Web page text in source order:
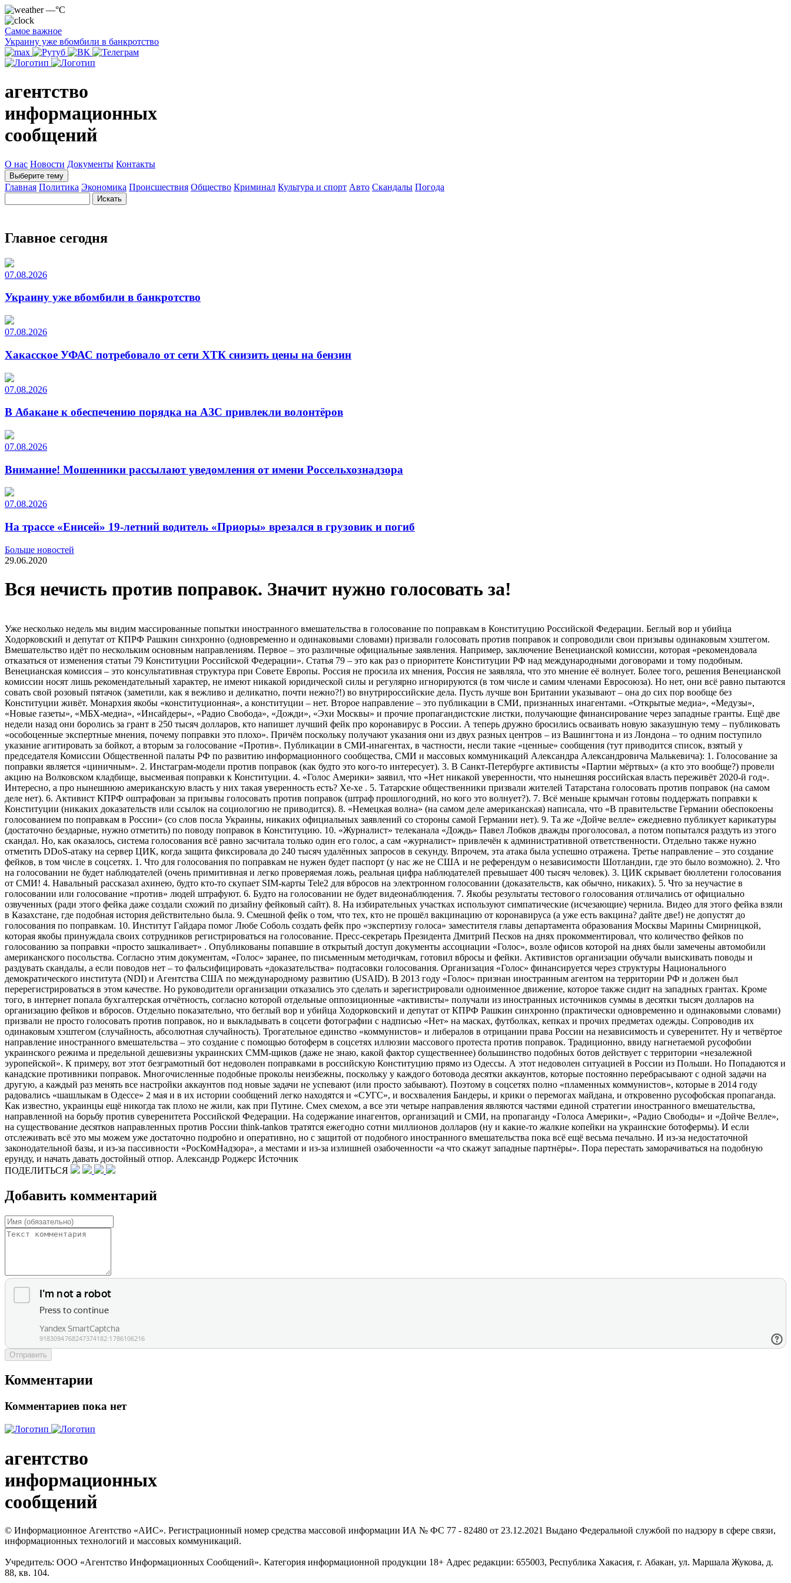
—°C
Самое важное
Украину уже вбомбили в банкротство
агентство
информационных
сообщений
О нас Новости Документы Контакты
Выберите тему
Главная Политика Экономика Происшествия Общество Криминал Культура и спорт Авто Скандалы Погода
Главное сегодня
07.08.2026
Украину уже вбомбили в банкротство
07.08.2026
Хакасское УФАС потребовало от сети ХТК снизить цены на бензин
07.08.2026
В Абакане к обеспечению порядка на АЗС привлекли волонтёров
07.08.2026
Внимание! Мошенники рассылают уведомления от имени Россельхознадзора
07.08.2026
На трассе «Енисей» 19-летний водитель «Приоры» врезался в грузовик и погиб
Больше новостей
29.06.2020
Вся нечисть против поправок. Значит нужно голосовать за!
Уже несколько недель мы видим массированные попытки иностранного вмешательства в голосование по поправкам в Конституцию Российской Федерации. Беглый вор и убийца
Ходорковский и депутат от КПРФ Рашкин синхронно (одновременно и одинаковыми словами) призвали голосовать против поправок и сопроводили свои призывы одинаковым хэштегом.
Вмешательство идёт по нескольким основным направлениям. Первое – это различные официальные заявления. Например, заключение Венецианской комиссии, которая «рекомендовала
отказаться от изменения статьи 79 Конституции Российской Федерации». Статья 79 – это как раз о приоритете Конституции РФ над международными договорами и тому подобным.
Венецианская комиссия – это консультативная структура при Совете Европы. Россия не просила их мнения, Россия не заявляла, что это мнение её волнует. Более того, решения Венецианской
комиссии носят лишь рекомендательный характер, не имеют никакой юридической силы и регулярно игнорируются (в том числе и самим членами Евросоюза). Но нет, они всё равно пытаются
совать свой розовый пятачок (заметили, как я вежливо и деликатно, почти нежно?!) во внутрироссийские дела. Пусть лучше вон Британии указывают – она до сих пор вообще без
Конституции живёт. Монархия якобы «конституционная», а конституции – нет. Второе направление – это публикации в СМИ, признанных инагентами. «Открытые медиа», «Медузы»,
«Новые газеты», «МБХ-медиа», «Инсайдеры», «Радио Свобода», «Дожди», «Эхи Москвы» и прочие пропагандистские листки, получающие финансирование через западные гранты. Ещё две
недели назад они боролись за грант в 250 тысяч долларов, кто напишет лучший фейк про коронавирус в России. А теперь дружно бросились осваивать новую заказушную тему – публиковать
«особоценные экспертные мнения, почему поправки это плохо». Причём поскольку получают указания они из двух разных центров – из Вашингтона и из Лондона – то одним поступило
указание агитировать за бойкот, а вторым за голосование «Против». Публикации в СМИ-инагентах, в частности, несли такие «ценные» сообщения (тут приводится список, взятый у
председателя Комиссии Общественной палаты РФ по развитию информационного сообщества, СМИ и массовых коммуникаций Александра Александровича Малькевича): 1. Голосование за
поправки является «циничным». 2. Инстаграм-модели против поправок (как будто это кого-то интересует). 3. В Санкт-Петербурге активисты «Партии мёртвых» (а кто это вообще?) провели
акцию на Волковском кладбище, высмеивая поправки к Конституции. 4. «Голос Америки» заявил, что «Нет никакой уверенности, что нынешняя российская власть переживёт 2020-й год».
Интересно, а про нынешнюю американскую власть у них такая уверенность есть? Хе-хе . 5. Татарские общественники призвали жителей Татарстана голосовать против поправок (на самом
деле нет). 6. Активист КПРФ оштрафован за призывы голосовать против поправок (штраф прошлогодний, но кого это волнует?). 7. Всё меньше крымчан готовы поддержать поправки к
Конституции (никаких доказательств или ссылок на социологию не приводится). 8. «Немецкая волна» (на самом деле американская) написала, что «В правительстве Германии обеспокоены
голосованием по поправкам в России» (со слов посла Украины, никаких официальных заявлений со стороны самой Германии нет). 9. Та же «Дойче велле» ежедневно публикует карикатуры
(достаточно бездарные, нужно отметить) по поводу поправок в Конституцию. 10. «Журналист» телеканала «Дождь» Павел Лобков дважды проголосовал, а потом попытался раздуть из этого
скандал. Но, как оказалось, система голосования всё равно засчитала только один его голос, а сам «журналист» привлечён к административной ответственности. Отдельно также нужно
отметить DDoS-атаку на сервер ЦИК, когда защита фиксировала до 240 тысяч удалённых запросов в секунду. Впрочем, эта атака была успешно отражена. Третье направление – это создание
фейков, в том числе в соцсетях. 1. Что для голосования по поправкам не нужен будет паспорт (у нас же не США и не референдум о независимости Шотландии, где это было возможно). 2. Что
на голосовании не будет наблюдателей (очень примитивная и легко проверяемая ложь, реальная цифра наблюдателей превышает 400 тысяч человек). 3. ЦИК скрывает бюллетени голосования
от СМИ! 4. Навальный рассказал ахинею, будто кто-то скупает SIM-карты Tele2 для вбросов на электронном голосовании (доказательств, как обычно, никаких). 5. Что за неучастие в
голосовании или голосование «против» людей штрафуют. 6. Будто на голосовании не будет видеонаблюдения. 7. Якобы результаты тестового голосования отличались от официально
озвученных (ради этого фейка даже создали схожий по дизайну фейковый сайт). 8. На избирательных участках используют симпатические (исчезающие) чернила. Видео для этого фейка взяли
в Казахстане, где подобная история действительно была. 9. Смешной фейк о том, что тех, кто не прошёл вакцинацию от коронавируса (а уже есть вакцина? дайте две!) не допустят до
голосования по поправкам. 10. Институт Гайдара помог Любе Соболь создать фейк про «экспертизу голоса» заместителя главы департамента образования Москвы Марины Смирницкой,
которая якобы принуждала своих сотрудников регистрироваться на голосование. Пресс-секретарь Президента Дмитрий Песков на днях прокомментировал, что количество фейков по
голосованию за поправки «просто зашкаливает» . Опубликованы попавшие в открытый доступ документы ассоциации «Голос», возле офисов которой на днях были замечены автомобили
американского посольства. Согласно этим документам, «Голос» заранее, по письменным методичкам, готовил вбросы и фейки. Активистов организации обучали выискивать поводы и
раздувать скандалы, а если поводов нет – то фальсифицировать «доказательства» подтасовки голосования. Организация «Голос» финансируется через структуры Национального
демократического института (NDI) и Агентства США по международному развитию (USAID). В 2013 году «Голос» признан иностранным агентом на территории РФ и должен был
перерегистрироваться в этом качестве. Но руководители организации отказались это сделать и зарегистрировали одноименное движение, которое также сидит на западных грантах. Кроме
того, в интернет попала бухгалтерская отчётность, согласно которой отдельные оппозиционные «активисты» получали из иностранных источников суммы в десятки тысяч долларов на
организацию фейков и вбросов. Отдельно показательно, что беглый вор и убийца Ходорковский и депутат от КПРФ Рашкин синхронно (практически одновременно и одинаковыми словами)
призвали не просто голосовать против поправок, но и выкладывать в соцсети фотографии с надписью «Нет» на масках, футболках, кепках и прочих предметах одежды. Сопроводив их
одинаковым хэштегом (случайность, абсолютная случайность). Трогательное единство «коммунистов» и либералов в отрицании права России на независимость и суверенитет. Ну и четвёртое
направление иностранного вмешательства – это создание с помощью ботоферм в соцсетях иллюзии массового протеста против поправок. Традиционно, ввиду нагнетаемой русофобии
украинского режима и предельной дешевизны украинских СММ-щиков (даже не знаю, какой фактор существеннее) большинство подобных ботов действует с территории «незалежной
эуропейской». К примеру, вот этот безграмотный бот недоволен поправками в российскую Конституцию прямо из Одессы. А этот недоволен ситуацией в России из Польши. Но Попадаются и
канадские противники поправок. Многочисленные подобные проколы неизбежны, поскольку у каждого ботовода десятки аккаунтов, которые постоянно перебрасывают с одной задачи на
другую, а каждый раз менять все настройки аккаунтов под новые задачи не успевают (или просто забывают). Поэтому в соцсетях полно «пламенных коммунистов», которые в 2014 году
радовались «шашлыкам в Одессе» 2 мая и в их истории сообщений легко находятся и «СУГС», и восхваления Бандеры, и крики о перемогах майдана, и откровенно русофобская пропаганда.
Как известно, украинцы ещё никогда так плохо не жили, как при Путине. Смех смехом, а все эти четыре направления являются частями единой стратегии иностранного вмешательства,
направленной на борьбу против суверенитета Российской Федерации. На содержание инагентов, организаций и СМИ, на пропаганду «Голоса Америки», «Радио Свободы» и «Дойче Велле»,
на существование десятков направленных против России think-tankов тратятся ежегодно сотни миллионов долларов (ну и какие-то жалкие копейки на украинские ботофермы). И если
отслеживать всё это мы можем уже достаточно подробно и оперативно, но с защитой от подобного иностранного вмешательства пока всё ещё весьма печально. И из-за недостаточной
законодательной базы, и из-за пассивности «РосКомНадзора», а местами и из-за излишней озабоченности «а что скажут западные партнёры». Пора перестать заморачиваться на подобную
ерунду, и начать давать достойный отпор. Александр Роджерс Источник
ПОДЕЛИТЬСЯ
Добавить комментарий
Отправить
Комментарии
Комментариев пока нет
агентство
информационных
сообщений
© Информационное Агентство «АИС». Регистрационный номер средства массовой информации ИА № ФС 77 - 82480 от 23.12.2021 Выдано Федеральной службой по надзору в сфере связи,
информационных технологий и массовых коммуникаций.
Учредитель: ООО «Агентство Информационных Сообщений». Категория информационной продукции 18+ Адрес редакции: 655003, Республика Хакасия, г. Абакан, ул. Маршала Жукова, д.
88, кв. 104.